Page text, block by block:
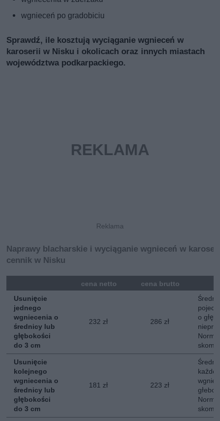
wgnieceń po gradobiciu
Sprawdź, ile kosztują wyciąganie wgnieceń w
karoserii w Nisku i okolicach oraz innych miastach
województwa podkarpackiego.
Naprawy blacharskie i wyciąganie wgnieceń w
cennik w Nisku
cena netto cena brutto
Usunięcie
jednego
wgniecenia o
średnicy lub
głębokości
do 3 cm
232 zł 286 zł
Średni
o
Usunięcie
kolejnego
wgniecenia o
średnicy lub
głębokości
do 3 cm
181 zł 223 zł
Średni